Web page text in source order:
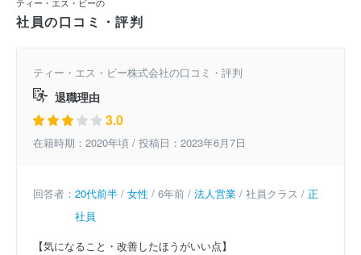
ティー・エス・ビーの
社員の口コミ・評判
ティー・エス・ビー株式会社の口コミ・評判
退職理由
3.0
在籍時期：2020年頃 / 投稿日：2023年6月7日
回答者： 20代前半 / 女性 / 6年前 / 法人営業 / 社員クラス / 正
社員
【気になること・改善したほうがいい点】